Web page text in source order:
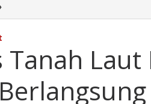
Tanah
Pisah
Sambut
Berlangsung
Hangat
Tanah Laut